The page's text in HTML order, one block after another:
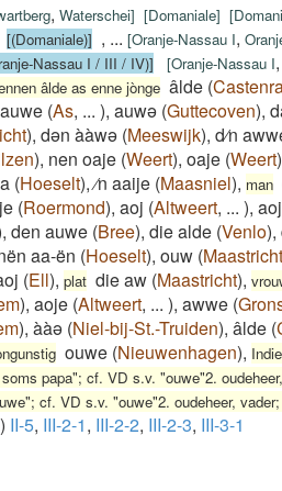
, Waterschei] [Domaniale] [
[(Domaniale)] , ... [Oranje-Nassau I,
Nassau I / III / IV)] [Oranje-Nassau I,
âlde as enne jònge âlde (
auwe (As, ... ), auwə (Guttecoven),
), dən ààwə (Meeswijk), d⁄n
), nen oaje (Weert), oaje (Weert)
(Hoeselt),⁄n aaije (Maasniel), man
(Roermond), aoj (Altweert, ... ),
, den auwe (Bree), die alde (Venlo),
aa-ën (Hoeselt), ouw (Maastricht
(Ell), plat die aw (Maastricht),
), aoje (Altweert, ... ), awwe (
), ààə (Niel-bij-St.-Truiden), âlde (
ouwe (Nieuwenhagen),
papa"; cf. VD s.v. "ouwe"2.
cf. VD s.v. "ouwe"2. oudeheer,
) II-5, III-2-1, III-2-2, III-2-3, III-3-1